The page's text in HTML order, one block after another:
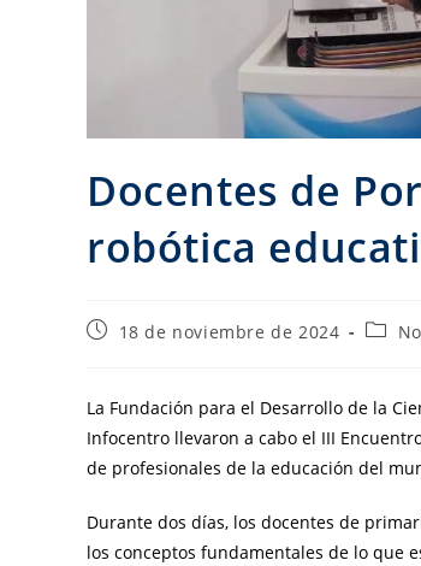
Docentes de
robótica
18 de noviembre de 2024
La Fundación para el Desarrollo de la
Infocentro llevaron a cabo el III
de profesionales de la educación del
Durante dos días, los docentes de
los conceptos fundamentales de lo que